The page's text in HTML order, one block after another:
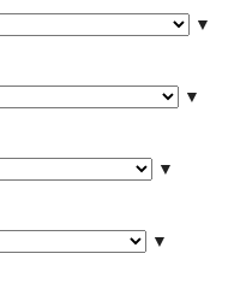
▼
▼
▼
▼